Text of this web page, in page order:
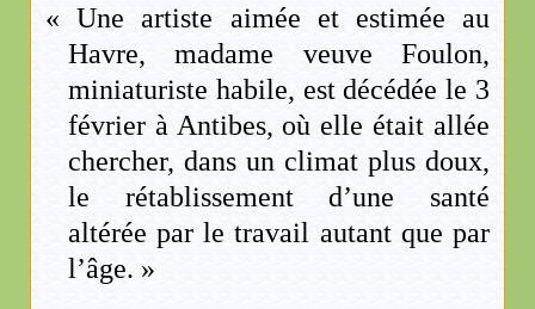
« Une artiste aimée et estimée au
Havre, madame veuve Foulon,
miniaturiste habile, est décédée le 3
février à Antibes, où elle était allée
chercher, dans un climat plus doux,
le rétablissement d’une santé
altérée par le travail autant que par
l’âge. »